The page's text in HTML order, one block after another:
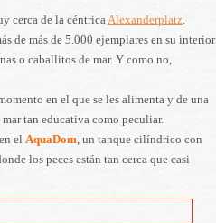
cerca de la céntricaAlexanderplatz.
de más de 5.000 ejemplares en su interior
o caballitos de mar. Y como no,
en el que se les alimenta y de una
tan educativa como peculiar.
el AquaDom, un tanque cilíndrico con
los peces están tan cerca que casi